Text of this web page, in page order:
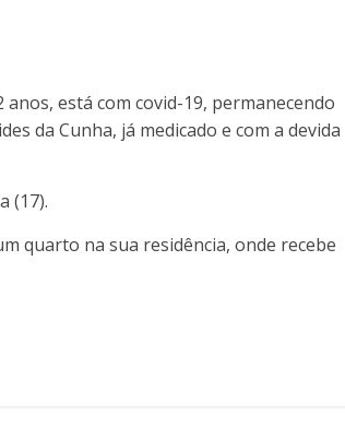
está com covid-19, permanecendo
da Cunha, já medicado e com a devida
(17).
quarto na sua residência, onde recebe